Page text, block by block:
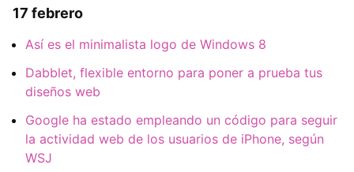
17 febrero
Así es el minimalista logo de Windows 8
Dabblet, flexible entorno para poner a prueba tus
diseños web
Google ha estado empleando un código para seguir
la actividad web de los usuarios de iPhone, según
WSJ